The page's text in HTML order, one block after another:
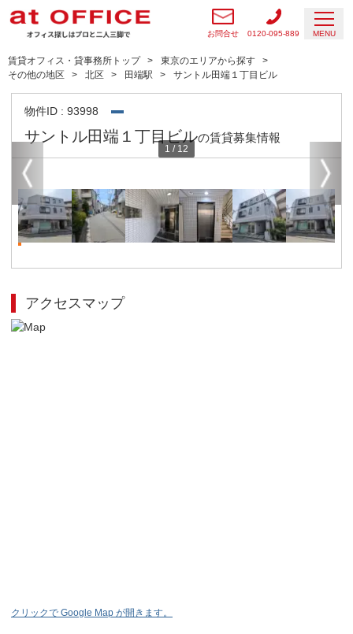
お問合せ 0120-095-889 MENU
賃貸オフィス・貸事務所トップ
東京のエリアから探す
その他の地区
北区 田端駅 サントル田端１丁目ビル
物件ID : 93998
サントル田端１丁目ビルの賃貸募集情報
1 / 12
アクセスマップ
クリックで Google Map が開きます。